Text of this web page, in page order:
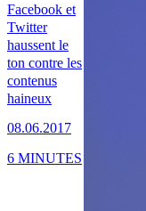
Facebook et
Twitter
haussent le
ton contre les
contenus
haineux
08.06.2017
6 MINUTES